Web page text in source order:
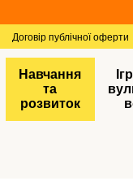
Договір публічної оферти
Навчання
та
розвиток